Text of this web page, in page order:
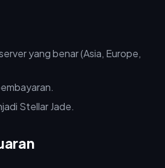
yang benar (Asia, Europe,
Stellar Jade.